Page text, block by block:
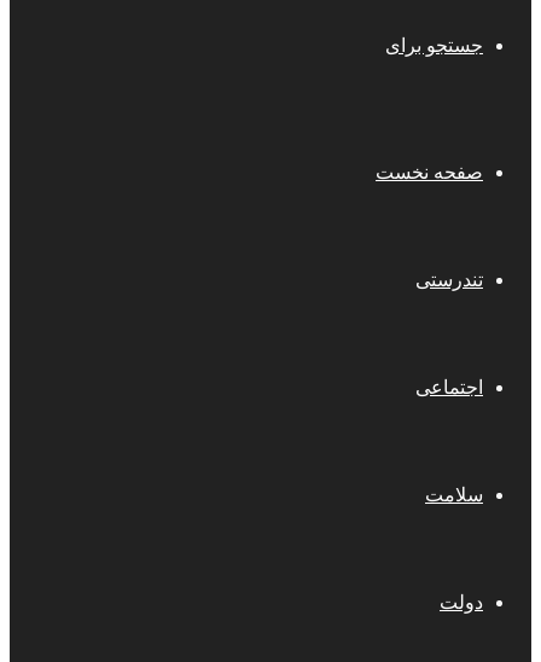
جستجو برای
صفحه نخست
تندرستی
اجتماعی
سلامت
دولت